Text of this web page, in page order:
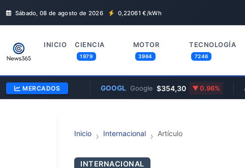
Sábado, 08 de agosto de 2026 0,22061 €/kWh
INICIO CIENCIA
1979
MOTOR
3964
TECNOLOGÍA
7246
MERCADOS
Libra 0,8570 — GOOGL Google $354,30 0.96%
Inicio Internacional Artículo
INTERNACIONAL